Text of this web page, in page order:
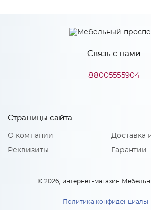
Ширина 315
920
16
Сурская
Материал
Количество упаковок: 1
Связь с нами
88005555904
Страницы сайта
О компании
Реквизиты
Доставка
Гарантии
© 2026, интернет-магазин
Политика